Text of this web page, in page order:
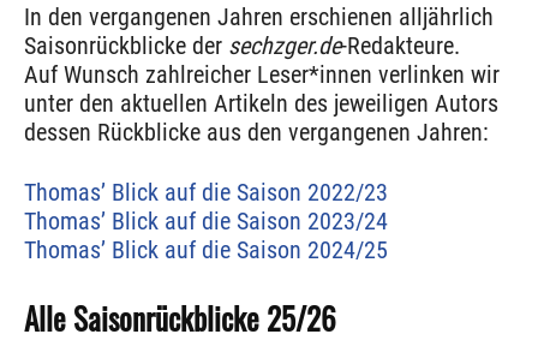
In den vergangenen Jahren erschienen alljährlich
Saisonrückblicke der sechzger.de-Redakteure.
Auf Wunsch zahlreicher Leser*innen verlinken wir
unter den aktuellen Artikeln des jeweiligen Autors
dessen Rückblicke aus den vergangenen Jahren:
Thomas’ Blick auf die Saison 2022/23
Thomas’ Blick auf die Saison 2023/24
Thomas’ Blick auf die Saison 2024/25
Alle Saisonrückblicke 25/26